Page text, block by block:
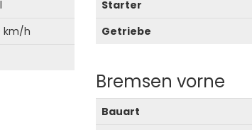
km/h
Starter
Getriebe
Bremsen vorne
Bauart